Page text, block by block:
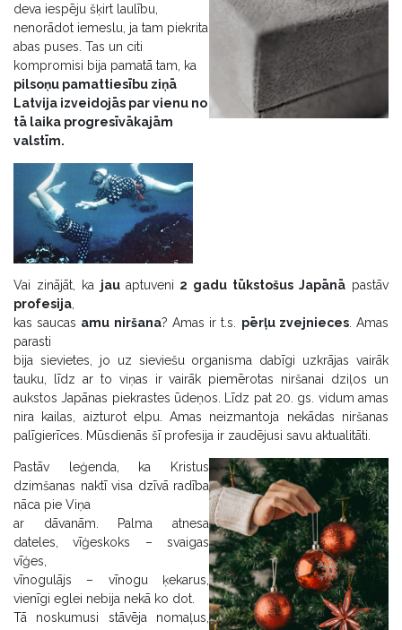
deva iespēju šķirt laulību,
nenorādot iemeslu, ja tam piekrita
abas puses. Tas un citi
kompromisi bija pamatā tam, ka
pilsoņu pamattiesību ziņā
Latvija izveidojās par vienu no
tā laika progresīvākajām
valstīm.
Vai zinājāt, ka jau aptuveni 2 gadu tūkstošus Japānā pastāv
profesija
kas saucas amu niršana? Amas ir t.s. pērļu zvejnieces. Amas
parasti
bija sievietes, jo uz sieviešu organisma dabīgi uzkrājas vairāk
tauku, līdz ar to viņas ir vairāk piemērotas niršanai dziļos un
aukstos Japānas piekrastes ūdeņos. Līdz pat 20. gs. vidum amas
nira kailas, aizturot elpu. Amas neizmantoja nekādas niršanas
palīgierīces. Mūsdienās šī profesija ir zaudējusi savu aktualitāti.
Pastāv leģenda, ka Kristus
dzimšanas naktī visa dzīvā radība
nāca pie Viņa
ar dāvanām. Palma atnesa
dateles, vīģeskoks – svaigas
vīģes,
vīnogulājs – vīnogu ķekarus,
vienīgi eglei nebija nekā ko dot.
Tā noskumusi stāvēja nomaļus,